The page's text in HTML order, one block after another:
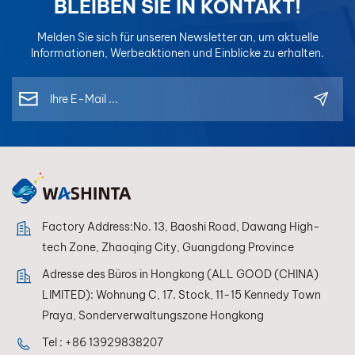
BLEIBEN SIE IN KONTAKT!
Melden Sie sich für unseren Newsletter an, um aktuelle
Informationen, Werbeaktionen und Einblicke zu erhalten.
Factory Address:No. 13, Baoshi Road, Dawang High-
tech Zone, Zhaoqing City, Guangdong Province
Adresse des Büros in Hongkong (ALL GOOD (CHINA)
LIMITED): Wohnung C, 17. Stock, 11-15 Kennedy Town
Praya, Sonderverwaltungszone Hongkong
Tel : +86 13929838207